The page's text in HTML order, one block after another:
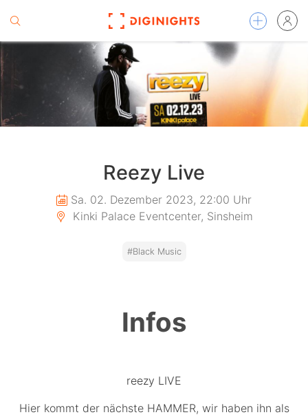
Reezy Live
Sa. 02. Dezember 2023, 22:00 Uhr
Kinki Palace Eventcenter, Sinsheim
#Black Music
Infos
reezy LIVE
Hier kommt der nächste HAMMER, wir haben ihn als